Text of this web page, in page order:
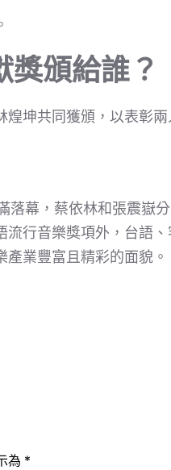
獎頒給誰？
煌坤共同獲頒，以表彰
落幕，蔡依林和張震嶽
流行音樂獎項外，台語
業豐富且精彩的面貌。
為 *